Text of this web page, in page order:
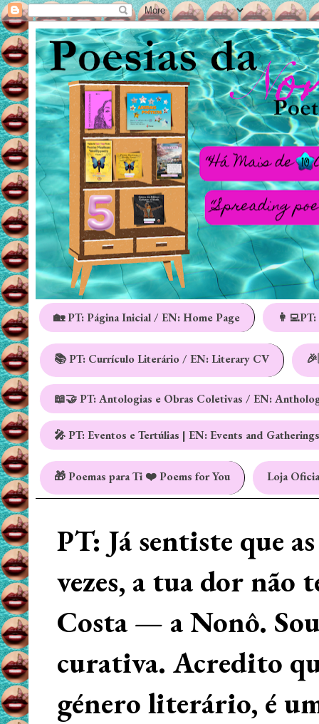
🏡 PT: Página Inicial / EN: Home Page
📚 PT: Currículo Literário / EN: Literary CV
📖🤝 PT: Antologias e Obras Coletivas / EN:
🎤 PT: Eventos e Tertúlias | EN: Events and Gatherings
🎁 Poemas para Ti ❤️ Poems for You Loja
PT: Já sentiste que
vezes, a tua dor não
Costa — a Nonô.
curativa. Acredito
género literário, é